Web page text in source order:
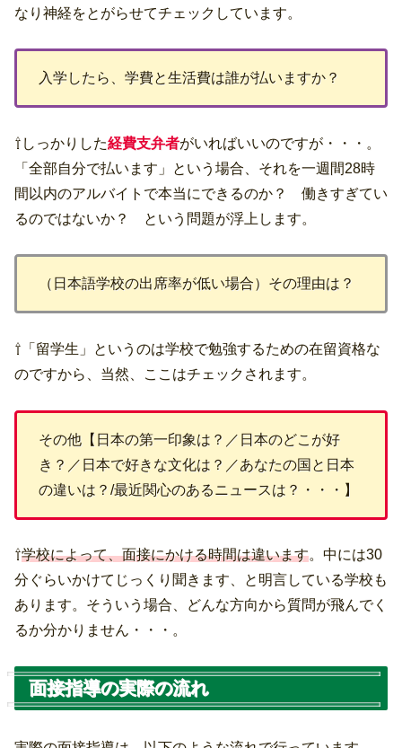
なり神経をとがらせてチェックしています。
入学したら、学費と生活費は誰が払いますか？
⇧しっかりした経費支弁者がいればいいのですが・・・。
「全部自分で払います」という場合、それを一週間28時
間以内のアルバイトで本当にできるのか？ 働きすぎてい
るのではないか？ という問題が浮上します。
（日本語学校の出席率が低い場合）その理由は？
⇧「留学生」というのは学校で勉強するための在留資格な
のですから、当然、ここはチェックされます。
その他【日本の第一印象は？／日本のどこが好
き？／日本で好きな文化は？／あなたの国と日本
の違いは？/最近関心のあるニュースは？・・・】
⇧学校によって、面接にかける時間は違います。中には30
分ぐらいかけてじっくり聞きます、と明言している学校も
あります。そういう場合、どんな方向から質問が飛んでく
るか分かりません・・・。
面接指導の実際の流れ